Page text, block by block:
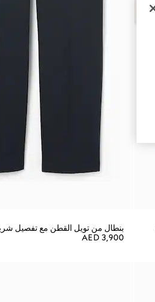
بنطال من تويل القطن مع تفصيل
AED 3,900